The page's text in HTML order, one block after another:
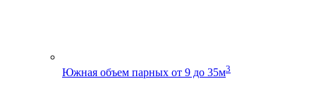
Южная объем парных от 9 до 35м3